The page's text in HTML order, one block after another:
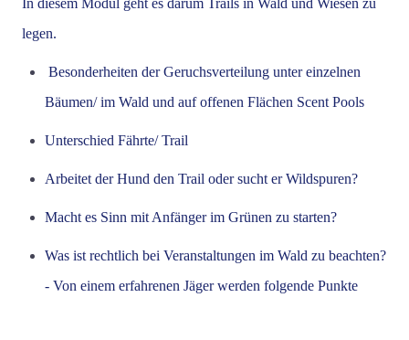
In diesem Modul geht es darum Trails in Wald und Wiesen zu
legen.
Besonderheiten der Geruchsverteilung unter einzelnen
Bäumen/ im Wald und auf offenen Flächen Scent Pools
Unterschied Fährte/ Trail
Arbeitet der Hund den Trail oder sucht er Wildspuren?
Macht es Sinn mit Anfänger im Grünen zu starten?
Was ist rechtlich bei Veranstaltungen im Wald zu beachten?
- Von einem erfahrenen Jäger werden folgende Punkte